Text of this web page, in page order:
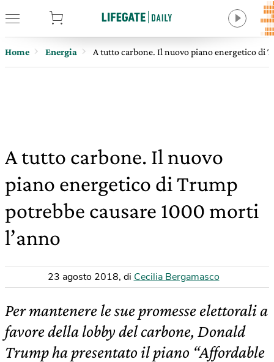
Home Energia A tutto carbone. Il nuovo piano energetico di
A tutto carbone. Il nuovo
piano energetico di Trump
potrebbe causare 1000 morti
l’anno
23 agosto 2018, di Cecilia Bergamasco
Per mantenere le sue promesse elettorali a
favore della lobby del carbone, Donald
Trump ha presentato il piano “Affordable